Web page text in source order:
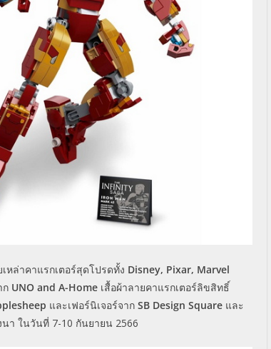
ล่าคาแรกเตอร์สุดโปรดทั้ง Disney, Pixar, Marvel
ก UNO and A-Home เสื้อผ้าลายคาแรกเตอร์ลิขสิทธิ์
และเฟอร์นิเจอร์จาก SB Design Square และ
นา ในวันที่ 7-10 กันยายน 2566